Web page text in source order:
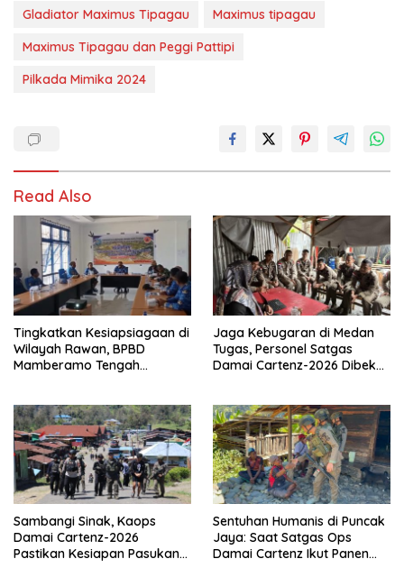
Gladiator Maximus Tipagau
Maximus tipagau
Maximus Tipagau dan Peggi Pattipi
Pilkada Mimika 2024
Read Also
Tingkatkan Kesiapsiagaan di
Wilayah Rawan, BPBD
Mamberamo Tengah
Jaga Kebugaran di Medan
Tugas, Personel Satgas
Damai Cartenz-2026 Dibekali
Sambangi Sinak, Kaops
Damai Cartenz-2026
Pastikan Kesiapan Pasukan
Sentuhan Humanis di Puncak
Jaya: Saat Satgas Ops
Damai Cartenz Ikut Panen